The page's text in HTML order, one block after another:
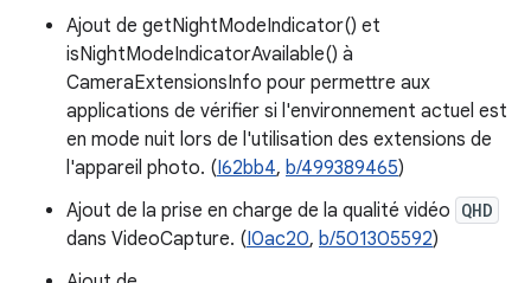
Ajout de getNightModeIndicator() et
isNightModeIndicatorAvailable() à
CameraExtensionsInfo pour permettre aux
applications de vérifier si l'environnement actuel est
en mode nuit lors de l'utilisation des extensions de
l'appareil photo. (I62bb4, b/499389465)
Ajout de la prise en charge de la qualité vidéo QHD
dans VideoCapture. (I0ac20, b/501305592)